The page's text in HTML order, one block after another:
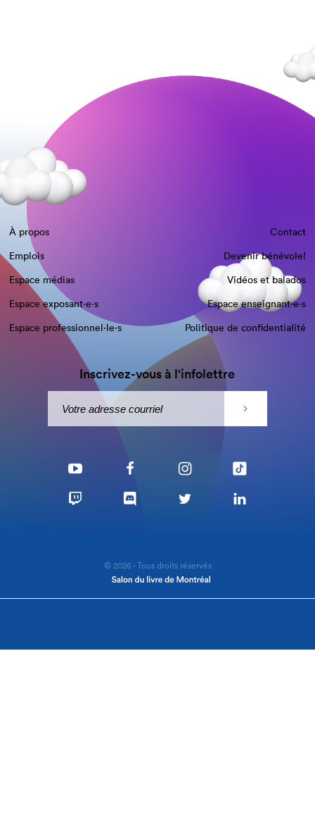
À propos
Contact
Emplois
Devenir bénévole!
Espace médias
Vidéos et balados
Espace exposant·e⋅s
Espace enseignant·e⋅s
Espace professionnel·le⋅s
Politique de confidentialité
Inscrivez-vous à l'infolettre
© 2026 - Tous droits réservés